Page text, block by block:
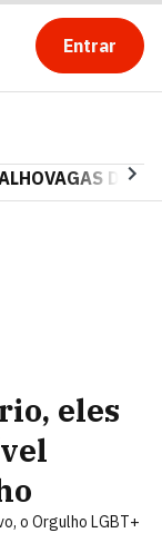
Entrar
VAGAS DE
eles
o Orgulho LGBT+